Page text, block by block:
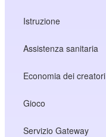
Istruzione
Assistenza sanitaria
Economia dei creatori
Gioco
Servizio Gateway